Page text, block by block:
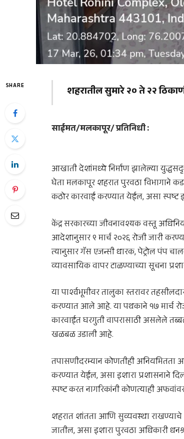
SHARE शहरातील सुमारे २० ते २२
साईमत/मलकापूर/ प्रतिनिधी :
आखाती देशांमध्ये निर्माण झालेल्या
घेता मलकापूर शहरात पुरवठा विभागाने
कठोर कारवाई करण्यात येईल, असा स्पष्ट
केंद्र सरकारच्या जीवनावश्यक वस्तू
आदेशानुसार ९ मार्च २०२६ रोजी जारी
त्यानुसार गॅस एजन्सी धारक, पेट्रोल पंप
व्यावसायिक वापर टाळण्याच्या सूचना
या पार्श्वभूमीवर तालुका स्तरावर
करण्यात आले आहे. या पथकाने १७ मार्च
कारवाईत घरगुती वापरासाठी असलेले
खळबळ उडाली आहे.
तपासणीदरम्यान कोणतीही अनियमितता
करण्यात येईल, असा इशारा प्रशासनाने
स्पष्ट करत नागरिकांनी कोणत्याही
शहरात शांतता आणि सुव्यवस्था
जातील, असा इशारा पुरवठा अधिकारी